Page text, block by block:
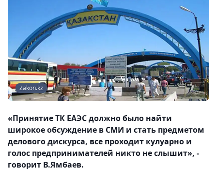
Zakon.kz
«Принятие ТК ЕАЭС должно было найти
широкое обсуждение в СМИ и стать предметом
делового дискурса, все проходит кулуарно и
голос предпринимателей никто не слышит», -
говорит В.Ямбаев.